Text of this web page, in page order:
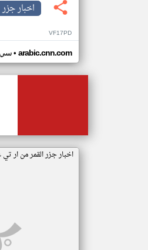
اخبار جزر
VF17PD
سي• arabic.cnn.com
اخبار جزر القمر من ار